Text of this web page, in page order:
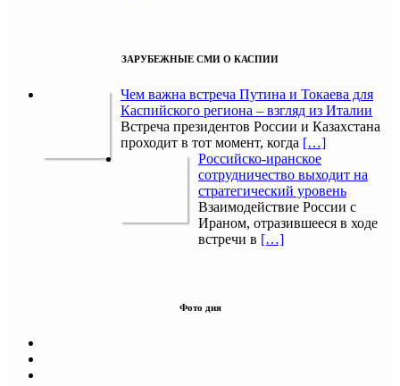
ЗАРУБЕЖНЫЕ СМИ О КАСПИИ
Чем важна встреча Путина и Токаева для
Каспийского региона – взгляд из Италии
Встреча президентов России и Казахстана
проходит в тот момент, когда […]
Российско-иранское
сотрудничество выходит на
стратегический уровень
Взаимодействие России с
Ираном, отразившееся в ходе
встречи в […]
Фото дня